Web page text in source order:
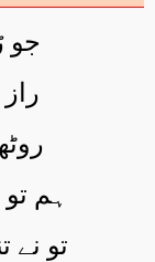
جو
ہم
تو نے